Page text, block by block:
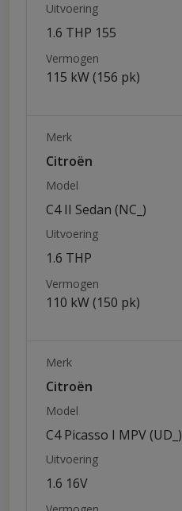
Uitvoering
1.6 THP 155
Vermogen
115 kW (156 pk)
Merk
Citroën
Model
C4 II Sedan (NC_)
Uitvoering
1.6 THP
Vermogen
110 kW (150 pk)
Merk
Citroën
Model
C4 Picasso I MPV (UD_)
Uitvoering
1.6 16V